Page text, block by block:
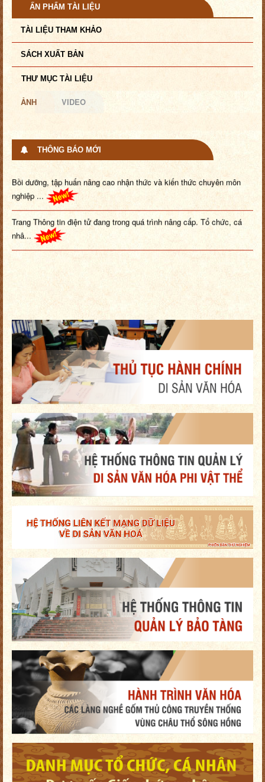
ẤN PHẨM TÀI LIỆU
TÀI LIỆU THAM KHẢO
SÁCH XUẤT BẢN
THƯ MỤC TÀI LIỆU
ẢNH VIDEO
THÔNG BÁO MỚI
Bồi dưỡng, tập huấn nâng cao nhận thức và kiến thức chuyên môn
nghiệp ...
Trang Thông tin điện tử đang trong quá trình nâng cấp. Tổ chức, cá
nhâ...